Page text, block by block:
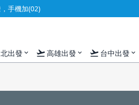
手機加(02)
出發 expand_more flight_takeoff高雄出發 expand_more flight_takeoff 台中出發 expand_more